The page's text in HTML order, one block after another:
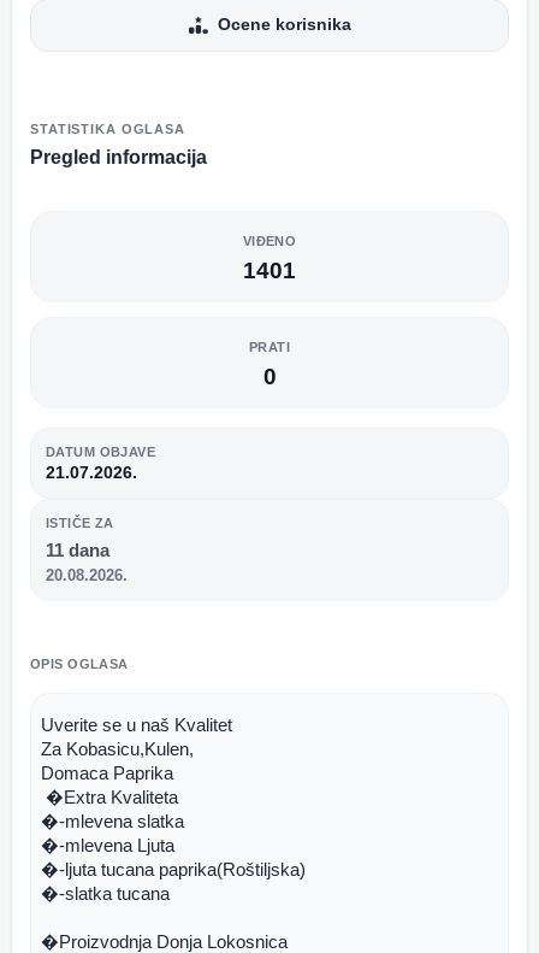
Ocene korisnika
STATISTIKA OGLASA
Pregled informacija
VIĐENO
1401
PRATI
0
DATUM OBJAVE
21.07.2026.
ISTIČE ZA
11 dana
20.08.2026.
OPIS OGLASA
Uverite se u naš Kvalitet
Za Kobasicu,Kulen,
Domaca Paprika
�Extra Kvaliteta
�-mlevena slatka
�-mlevena Ljuta
�-ljuta tucana paprika(Roštiljska)
�-slatka tucana
�Proizvodnja Donja Lokosnica